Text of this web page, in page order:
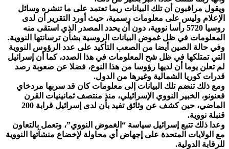
ويقول مراقبون أن تلك البيانات ربما تعتمد على ما تنشره وسائل
الإعلام وليس على معلومات رسمية، حيث أورد التقرير أن لدى
روسيا 5720 رأسا نووية، دون أن يحدد المصدر الذي استقى منه
المعلومات في ظل غموض البيانات الروسية بشأن ترسانتها النووية.
وفي حالة الصين أيضا من الصعب التأكيد على عدد الرؤوس النووية
التي تمتلكها في ظل شح المعلومات في هذا الصدد، كما أن إسرائيل
لم تعلن يوما أن لديها رؤوسا من هذا النوع، فضلا عن صعوبة رصد
قدرات كوريا الشمالية وغيرها من الدول.
ومع ذلك تنضم تلك البيانات إلى معلومات كان قد سربها مردخاي
فعنونو، الخبير النووي الإسرائيلي، منذ منتصف ثمانينيات القرن
الماضي، حين كشف عن وثائق تفيد بأن لدى إسرائيل قرابة 200
قنبلة نووية.
وعدا ذلك تتبع إسرائيل سياسة “الغموض النووي”، وتعمل بالتعاون
مع الولايات المتحدة على إجهاض أي محاولة لإخضاع منشآتها النووية
للرقابة الدولية.